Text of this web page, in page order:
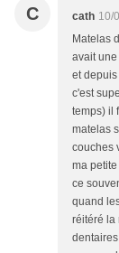
C cath 10/
Matelas
avait
et
c'est
temps) il
matelas
couches
ma
ce
quand
réitéré la